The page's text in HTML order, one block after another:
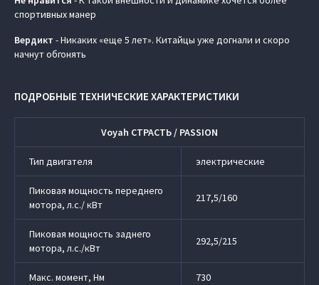
спортивных манер
Вердикт - Никаких «еще 5 лет». Китайцы уже догнали и скоро
начнут обгонять
ПОДРОБНЫЕ ТЕХНИЧЕСКИЕ ХАРАКТЕРИСТИКИ
Voyah СТРАСТЬ / PASSION
Тип двигателя электрические
Пиковая мощность переднего
мотора, л.с./ кВт
217,5/160
Пиковая мощность заднего
мотора, л.с./кВт
292,5/215
Макс. момент, Нм 730